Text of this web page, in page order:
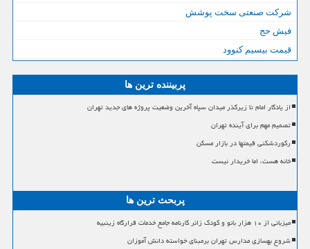
شرکت صنعتی سخت پوشش
فیش حج
قیمت بیسیم کنوود
پربیننده ترین ها
از یادگار امام تا زیرگذر میدان سپاه آخرین وضعیت پروژه های جدید تهران
تصمیم مهم برای آینده تهران
رکوردشکنی قیمتها در بازار مسکن
خانه هست، اما خریدار نیست
پربحث ترین ها
میزبانی از ۱۰ هزار بانو و کودک زائر کارنامه جامع خدمات قرارگاه زینبیه
شروع بهسازی مدارس تهران برمبنای خواسته دانش آموزان